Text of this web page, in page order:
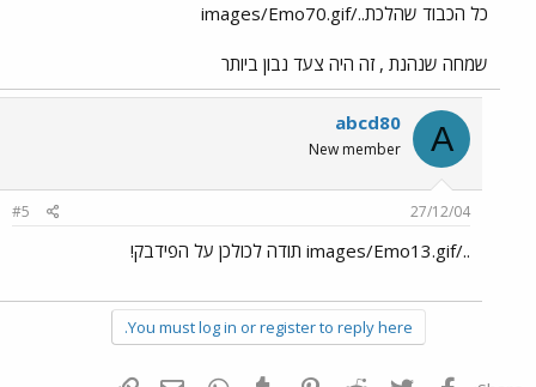
כל הכבוד שהלכת../images/Emo70.gif
שמחה שנהנת , זה היה צעד נבון ביותר
A
abcd80
New member
27/12/04
#5
../images/Emo13.gif תודה לכולכן על הפידבק!
You must log in or register to reply here.